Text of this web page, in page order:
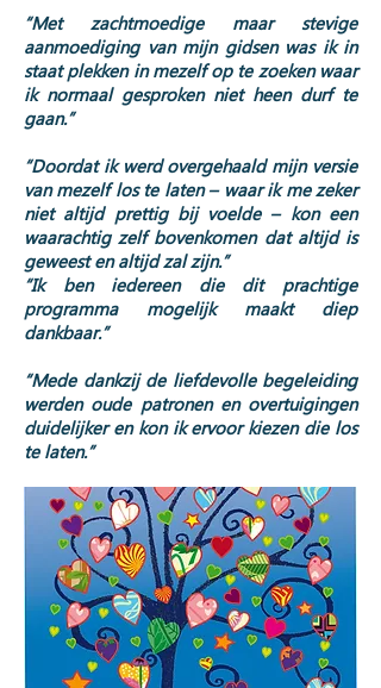
“Met zachtmoedige maar stevige
aanmoediging van mijn gidsen was ik in
staat plekken in mezelf op te zoeken waar
ik normaal gesproken niet heen durf te
gaan.”
“Doordat ik werd overgehaald mijn versie
van mezelf los te laten – waar ik me zeker
niet altijd prettig bij voelde – kon een
waarachtig zelf bovenkomen dat altijd is
geweest en altijd zal zijn.”
“Ik ben iedereen die dit prachtige
programma mogelijk maakt diep
dankbaar.”
“Mede dankzij de liefdevolle begeleiding
werden oude patronen en overtuigingen
duidelijker en kon ik ervoor kiezen die los
te laten.”